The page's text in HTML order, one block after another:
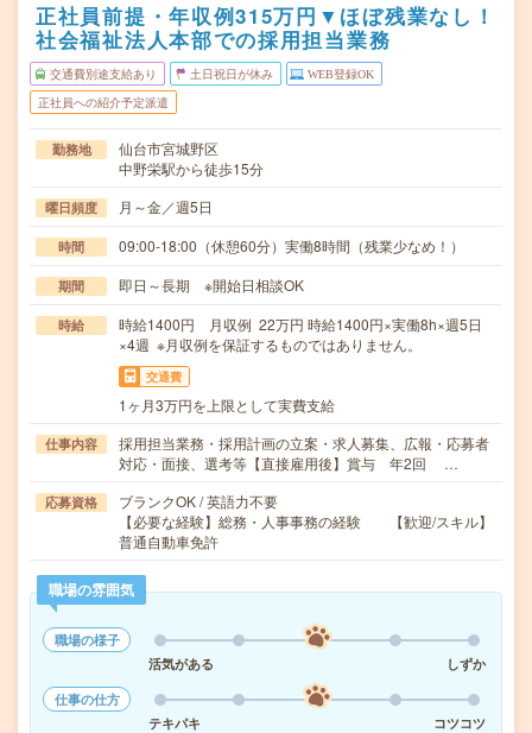
正社員前提・年収例315万円▼ほぼ残業なし！
社会福祉法人本部での採用担当業務
交通費別途支給あり 土日祝日が休み WEB登録OK
正社員への紹介予定派遣
勤務地
仙台市宮城野区
中野栄駅から徒歩15分
曜日頻度 月～金／週5日
時間 09:00-18:00（休憩60分）実働8時間（残業少なめ！）
期間 即日～長期 ※開始日相談OK
時給
時給1400円 月収例 22万円 時給1400円×実働8h×週5日
×4週 ※月収例を保証するものではありません。
交通費
1ヶ月3万円を上限として実費支給
仕事内容
採用担当業務・採用計画の立案・求人募集、広報・応募者
対応・面接、選考等【直接雇用後】賞与 年2回 …
応募資格
ブランクOK / 英語力不要
【必要な経験】総務・人事事務の経験 【歓迎/スキル】
普通自動車免許
職場の雰囲気
職場の様子
活気がある
しずか
仕事の仕方
テキパキ
コツコツ